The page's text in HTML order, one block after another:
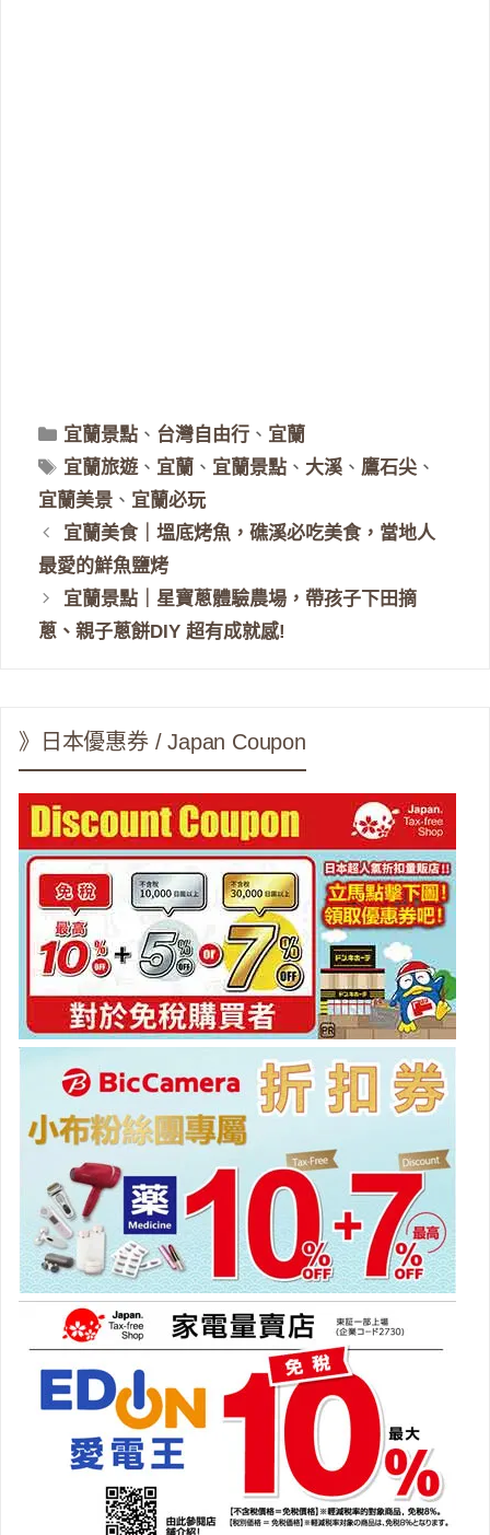
分
類
宜蘭景點 、 台灣自由行 、 宜蘭
標
籤
宜蘭旅遊 、 宜蘭 、 宜蘭景點 、 大溪 、 鷹石尖 、
宜蘭美景 、 宜蘭必玩
宜蘭美食｜塭底烤魚，礁溪必吃美食，當地人
最愛的鮮魚鹽烤
宜蘭景點｜星寶蔥體驗農場，帶孩子下田摘
蔥、親子蔥餅DIY 超有成就感!
》日本優惠券 / Japan Coupon